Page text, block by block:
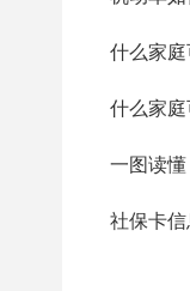
什么家庭
什么家庭
一图读
社保卡信